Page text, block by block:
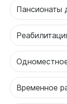
Пансионаты
Временное